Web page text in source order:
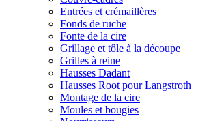
Entrées et crémaillères
Fonds de ruche
Fonte de la cire
Grillage et tôle à la découpe
Grilles à reine
Hausses Dadant
Hausses Root pour Langstroth
Montage de la cire
Moules et bougies